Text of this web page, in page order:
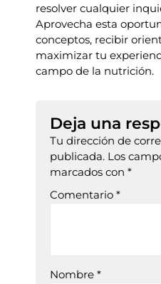
resolver cualquier
Aprovecha esta
conceptos, recibir
maximizar tu
campo de la nutrición.
Deja una
Tu dirección de
publicada. Los
marcados con *
Comentario *
Nombre *